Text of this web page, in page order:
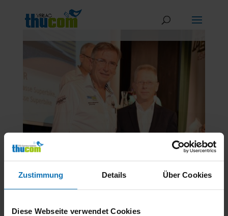
Zustimmung Details Über Cookies
Diese Webseite verwendet Cookies
Sie waren Teil unserer Buchpräsentation – die